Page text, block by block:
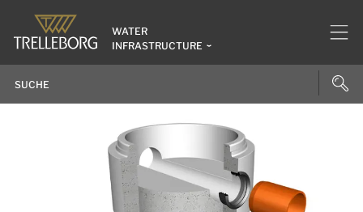
WATER
INFRASTRUCTURE